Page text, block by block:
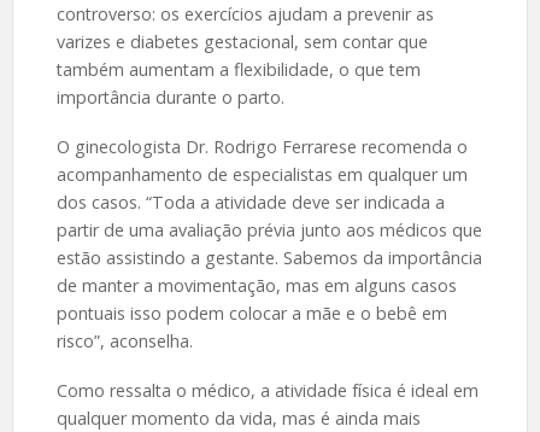
controverso: os exercícios ajudam a prevenir as
varizes e diabetes gestacional, sem contar que
também aumentam a flexibilidade, o que tem
importância durante o parto.
O ginecologista Dr. Rodrigo Ferrarese recomenda o
acompanhamento de especialistas em qualquer um
dos casos. “Toda a atividade deve ser indicada a
partir de uma avaliação prévia junto aos médicos que
estão assistindo a gestante. Sabemos da importância
de manter a movimentação, mas em alguns casos
pontuais isso podem colocar a mãe e o bebê em
risco”, aconselha.
Como ressalta o médico, a atividade física é ideal em
qualquer momento da vida, mas é ainda mais